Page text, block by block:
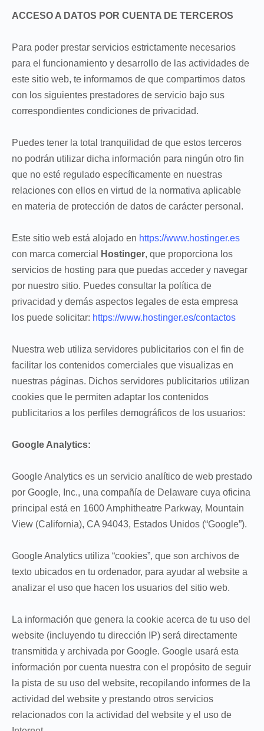
ACCESO A DATOS POR CUENTA DE TERCEROS
Para poder prestar servicios estrictamente necesarios
para el funcionamiento y desarrollo de las actividades de
este sitio web, te informamos de que compartimos datos
con los siguientes prestadores de servicio bajo sus
correspondientes condiciones de privacidad.
Puedes tener la total tranquilidad de que estos terceros
no podrán utilizar dicha información para ningún otro fin
que no esté regulado específicamente en nuestras
relaciones con ellos en virtud de la normativa aplicable
en materia de protección de datos de carácter personal.
Este sitio web está alojado en https://www.hostinger.es
con marca comercial
Hostinger, que proporciona los
servicios de hosting para que puedas acceder y navegar
por nuestro sitio. Puedes consultar la política de
privacidad y demás aspectos legales de esta empresa
los puede solicitar: https://www.hostinger.es/contactos
Nuestra web utiliza servidores publicitarios con el fin de
facilitar los contenidos comerciales que visualizas en
nuestras páginas. Dichos servidores publicitarios utilizan
cookies que le permiten adaptar los contenidos
publicitarios a los perfiles demográficos de los usuarios:
Google Analytics:
Google Analytics es un servicio analítico de web prestado
por Google, Inc., una compañía de Delaware cuya oficina
principal está en 1600 Amphitheatre Parkway, Mountain
View (California), CA 94043, Estados Unidos (“Google”).
Google Analytics utiliza “cookies”, que son archivos de
texto ubicados en tu ordenador, para ayudar al website a
analizar el uso que hacen los usuarios del sitio web.
La información que genera la cookie acerca de tu uso del
website (incluyendo tu dirección IP) será directamente
transmitida y archivada por Google. Google usará esta
información por cuenta nuestra con el propósito de seguir
la pista de su uso del website, recopilando informes de la
actividad del website y prestando otros servicios
relacionados con la actividad del website y el uso de